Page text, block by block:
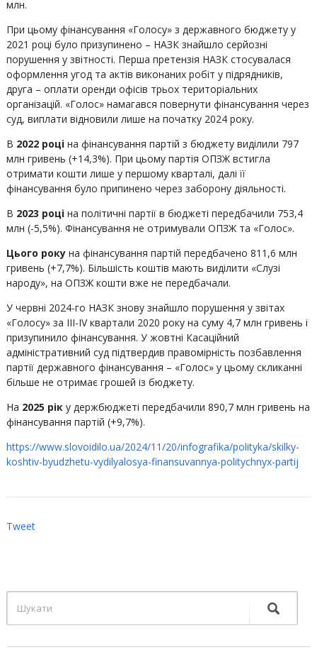
млн.
При цьому фінансування «Голосу» з державного бюджету у
2021 році було призупинено – НАЗК знайшло серйозні
порушення у звітності. Перша претензія НАЗК стосувалася
оформлення угод та актів виконаних робіт у підрядників,
друга – оплати оренди офісів трьох територіальних
організацій. «Голос» намагався повернути фінансування через
суд, виплати відновили лише на початку 2024 року.
В 2022 роціна фінансування партій з бюджету виділили 797
млн гривень (+14,3%). При цьому партія ОПЗЖ встигла
отримати кошти лише у першому кварталі, далі її
фінансування було припинено через заборону діяльності.
В 2023 роціна політичні партії в бюджеті передбачили 753,4
млн (-5,5%). Фінансування не отримували ОПЗЖ та «Голос».
Цього рокуна фінансування партій передбачено 811,6 млн
гривень (+7,7%). Більшість коштів мають виділити «Слузі
народу», на ОПЗЖ кошти вже не передбачали.
У червні 2024-го НАЗК знову знайшло порушення у звітах
«Голосу» за III-IV квартали 2020 року на суму 4,7 млн гривень і
призупинило фінансування. У жовтні Касаційний
адміністративний суд підтвердив правомірність позбавлення
партії державного фінансування – «Голос» у цьому скликанні
більше не отримає грошей із бюджету.
На 2025 ріку держбюджеті передбачили 890,7 млн гривень на
фінансування партій (+9,7%).
https://www.slovoidilo.ua/2024/11/20/infografika/polityka/skilky-
koshtiv-byudzhetu-vydilyalosya-finansuvannya-politychnyx-partij
Tweet